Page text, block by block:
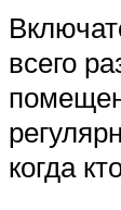
всего
когда